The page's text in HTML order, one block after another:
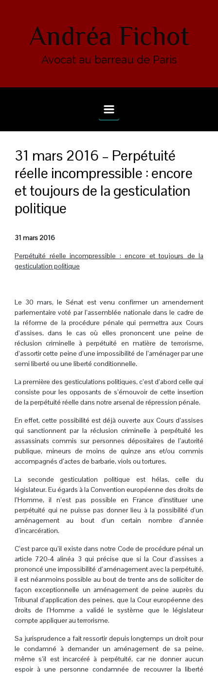
Andréa Fichot
Avocat au barreau de Paris
31 mars 2016 – Perpétuité
réelle incompressible : encore
et toujours de la gesticulation
politique
31 mars 2016
Perpétuité réelle incompressible : encore et toujours de la
gesticulation politique
Le 30 mars, le Sénat est venu confirmer un amendement
parlementaire voté par l’assemblée nationale dans le cadre de
la réforme de la procédure pénale qui permettra aux Cours
d’assises, dans le cas où elles prononcent une peine de
réclusion criminelle à perpétuité en matière de terrorisme,
d’assortir cette peine d’une impossibilité de l’aménager par une
semi liberté ou une liberté conditionnelle.
La première des gesticulations politiques, c’est d’abord celle qui
consiste pour les opposants de s’émouvoir de cette insertion
de la perpétuité réelle dans notre arsenal de répression pénale.
En effet, cette possibilité est déjà ouverte aux Cours d’assises
qui sanctionnent par la réclusion criminelle à perpétuité les
assassinats commis sur personnes dépositaires de l’autorité
publique, mineurs de moins de quinze ans et/ou commis
accompagnés d’actes de barbarie, viols ou tortures.
La seconde gesticulation politique est hélas, celle du
législateur. Eu égards à la Convention européenne des droits de
l’Homme, il n’est pas possible en France d’instituer une
perpétuité qui ne puisse pas donner lieu à la possibilité d’un
aménagement au bout d’un certain nombre d’année
d’incarcération.
C’est parce qu’il existe dans notre Code de procédure pénal un
article 720-4 alinéa 3 qui précise que si la Cour d’assises a
prononcé une impossibilité d’aménagement avec la perpétuité,
il est néanmoins possible au bout de trente ans de solliciter de
façon exceptionnelle un aménagement de peine auprès du
Tribunal d’application des peines, que la Cour européenne des
droits de l’Homme a validé le système que le législateur
compte appliquer au terrorisme.
Sa jurisprudence a fait ressortir depuis longtemps un droit pour
le condamné à demander un aménagement de sa peine,
même s’il est incarcéré à perpétuité, car ne donner aucun
espoir à une personne condamnée de recouvrer la liberté